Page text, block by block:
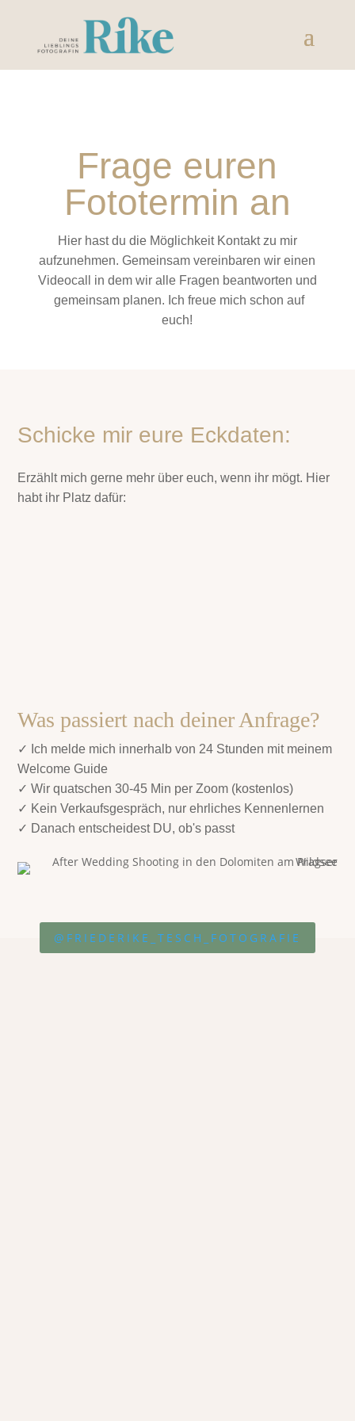
Frage euren
Fototermin an
Hier hast du die Möglichkeit Kontakt zu mir
aufzunehmen. Gemeinsam vereinbaren wir einen
Videocall in dem wir alle Fragen beantworten und
gemeinsam planen. Ich freue mich schon auf
euch!
Schicke mir eure Eckdaten:
Erzählt mich gerne mehr über euch, wenn ihr mögt. Hier
habt ihr Platz dafür:
Was passiert nach deiner Anfrage?
✓ Ich melde mich innerhalb von 24 Stunden mit meinem
Welcome Guide
✓ Wir quatschen 30-45 Min per Zoom (kostenlos)
✓ Kein Verkaufsgespräch, nur ehrliches Kennenlernen
✓ Danach entscheidest DU, ob's passt
@FRIEDERIKE_TESCH_FOTOGRAFIE